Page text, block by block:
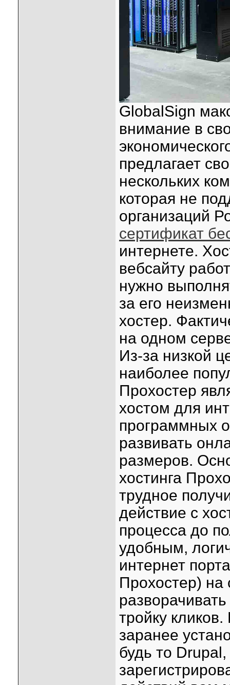
GlobalSign
внимание в
предлагает
нескольких
которая не
организаций
сертификат
интернете.
вебсайту
нужно
за его
хостер.
на одном
Из-за низкой
наиболее
Прохостер
хостом для
программных
развивать
размеров.
хостинга
трудное
действие с
процесса до
удобным,
интернет
Прохостер) на
тройку
заранее
будь то